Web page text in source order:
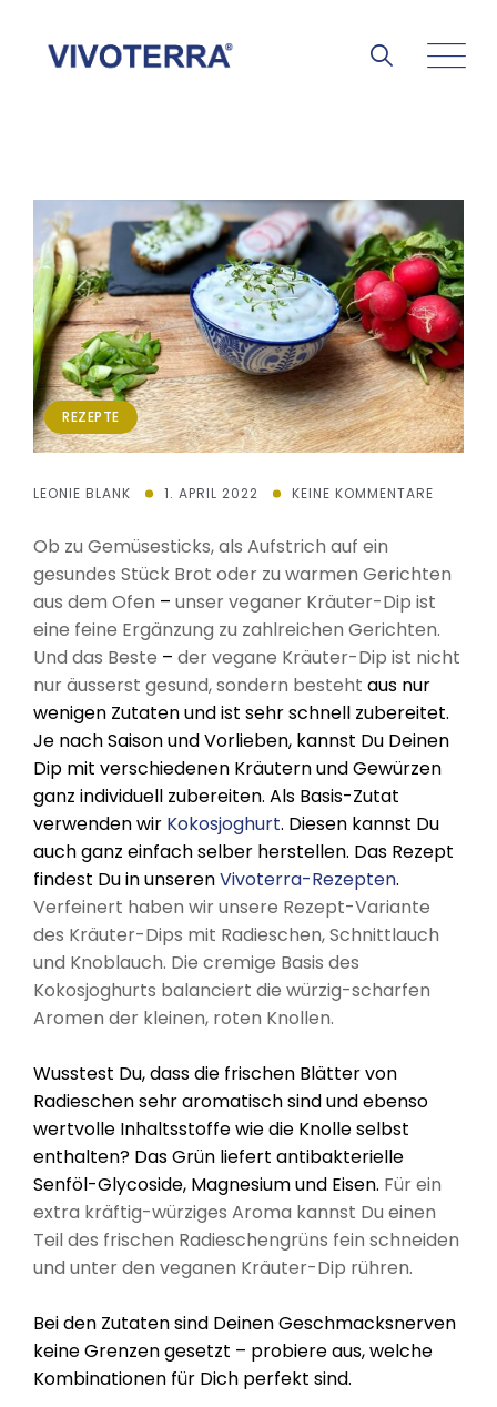
REZEPTE
LEONIE BLANK 1. APRIL 2022 KEINE KOMMENTARE
Ob zu Gemüsesticks, als Aufstrich auf ein
gesundes Stück Brot oder zu warmen Gerichten
aus dem Ofen – unser veganer Kräuter-Dip ist
eine feine Ergänzung zu zahlreichen Gerichten.
Und das Beste – der vegane Kräuter-Dip ist nicht
nur äusserst gesund, sondern besteht aus nur
wenigen Zutaten und ist sehr schnell zubereitet.
Je nach Saison und Vorlieben, kannst Du Deinen
Dip mit verschiedenen Kräutern und Gewürzen
ganz individuell zubereiten. Als Basis-Zutat
verwenden wir Kokosjoghurt. Diesen kannst Du
auch ganz einfach selber herstellen. Das Rezept
findest Du in unserenVivoterra-Rezepten.
Verfeinert haben wir unsere Rezept-Variante
des Kräuter-Dips mit Radieschen, Schnittlauch
und Knoblauch. Die cremige Basis des
Kokosjoghurts balanciert die würzig-scharfen
Aromen der kleinen, roten Knollen.
Wusstest Du, dass die frischen Blätter von
Radieschen sehr aromatisch sind und ebenso
wertvolle Inhaltsstoffe wie die Knolle selbst
enthalten? Das Grün liefert antibakterielle
Senföl-Glycoside, Magnesium und Eisen. Für ein
extra kräftig-würziges Aroma kannst Du einen
Teil des frischen Radieschengrüns fein schneiden
und unter den veganen Kräuter-Dip rühren.
Bei den Zutaten sind Deinen Geschmacksnerven
keine Grenzen gesetzt – probiere aus, welche
Kombinationen für Dich perfekt sind.